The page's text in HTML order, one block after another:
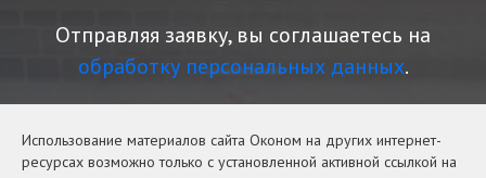
Отправляя заявку, вы соглашаетесь на
обработку персональных данных.
Использование материалов сайта Оконом на других интернет-
ресурсах возможно только с установленной активной ссылкой на